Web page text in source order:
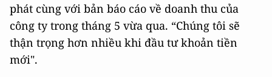
phát cùng với bản báo cáo về doanh thu của
công ty trong tháng 5 vừa qua. “Chúng tôi sẽ
thận trọng hơn nhiều khi đầu tư khoản tiền
mới".